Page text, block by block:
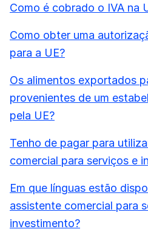
Como é cobrado o IVA na
Como obter uma
para a UE?
Os alimentos exportados
provenientes de um
pela UE?
Tenho de pagar para
comercial para serviços e
Em que línguas estão
assistente comercial para
investimento?